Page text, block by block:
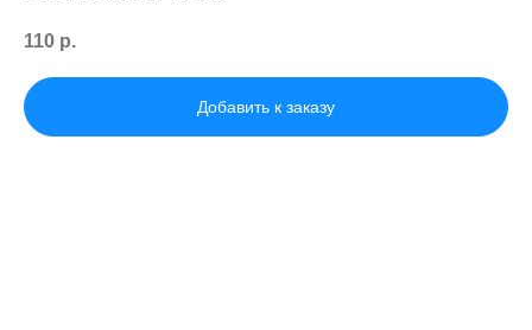
110 р.
Добавить к заказу